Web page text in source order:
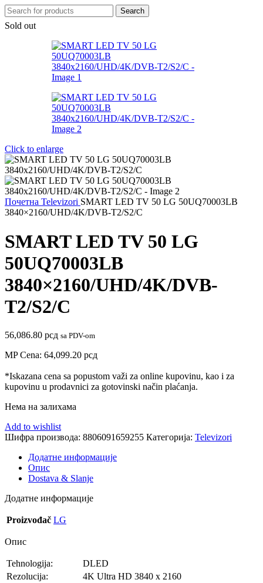
Search
Sold out
Click to enlarge
Почетна Televizori SMART LED TV 50 LG 50UQ70003LB
3840×2160/UHD/4K/DVB-T2/S2/C
SMART LED TV 50 LG
50UQ70003LB
3840×2160/UHD/4K/DVB-
T2/S2/C
56,086.80 рсд sa PDV-om
MP Cena: 64,099.20 рсд
*Iskazana cena sa popustom važi za online kupovinu, kao i za
kupovinu u prodavnici za gotovinski način plaćanja.
Нема на залихама
Add to wishlist
Шифра производа: 8806091659255 Категорија: Televizori
Додатне информације
Опис
Dostava & Slanje
Додатне информације
Proizvođač LG
Опис
Tehnologija:
DLED
Rezolucija:
4K Ultra HD 3840 x 2160